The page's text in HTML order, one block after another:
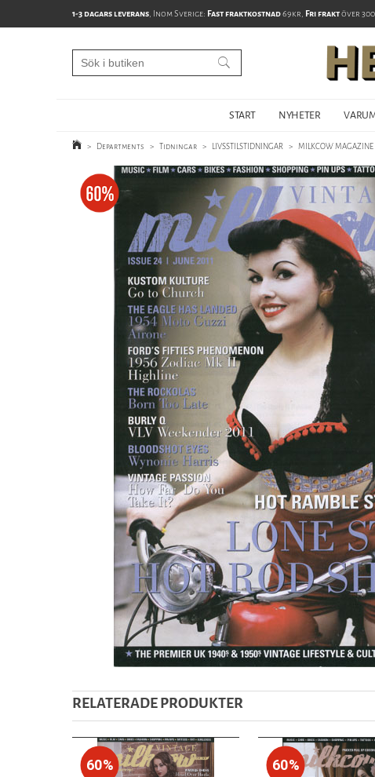
1-3 dagars leverans, Inom Sverige: Fast fraktkostnad69kr, Fri fraktöver
START NYHETER
> Departments > Tidningar > LIVSSTILSTIDNINGAR > MILKCOW MAGAZINE
RELATERADE PRODUKTER
60% 60%